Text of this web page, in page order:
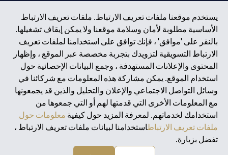
يستخدم موقعنا ملفات تعريف الارتباط. ملفات تعريف الارتباط
الأساسية مطلوبة لأمان وسلامة موقعنا ولا يمكن إيقاف تشغيلها.
بالنقر على 'موافق' ، فإنك توافق على استخدامنا لملفات تعريف
الارتباط التسويقية لتزويدك بتجربة مخصصة عبر الموقع ، وإظهار
المحتوى والإعلانات المستهدفة ، وجمع البيانات الإحصائية حول
استخدام الموقع. يمكن مشاركة هذه المعلومات مع شركائنا في
وسائل التواصل الاجتماعي والإعلان والتحليل والذين قد يجمعونها
مع المعلومات الأخرى التي قدمتها لهم أو التي جمعوها من
استخدامك لخدماتهم. لمعرفة المزيد حول كيفية معلومات حول
ملفات تعريف الارتباطاستخدامنا لبيانات ملفات تعريف الارتباط ،
تفضل بزيارة.
سيتي بنك إن. إيه. الإمارات مسجل لدى مصرف الإمارات المركزي تحت
أرقام التراخيص 202563 لفرع الوصل في دبي، 531989 لفرع مول
الإمارات في دبي، وCN-1002019لفرع أبوظبي. هاتف: 4000 311 04.
فرع سيتي بنك إن إيه - الإمارات العربية المتحدة مرخص من مصرف
الإمارات العربية المتحدة المركزي كفرع لبنك أجنبي.
سيتي بنك إن إيه الإمارات العربية المتحدة مرخص من هيئة الأوراق المالية
والسلع في الإمارات العربية المتحدة ("SCA") للقيام بالنشاط المالي لـ أ)
الاستشارات المالية والتعريف والترويج بموجب ترخيص رقم
20200000097 ب) وسيط تداول في الأسواق الدولية بموجب ترخيص